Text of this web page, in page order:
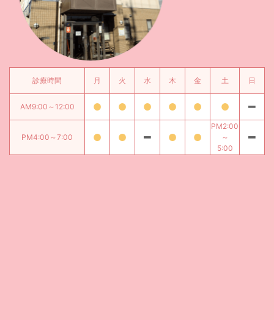
診療時間 月 火 水 木 金 土 日
AM9:00～12:00
PM4:00～7:00
PM2:00
～
5:00